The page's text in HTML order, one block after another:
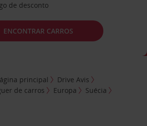
de desconto
ENCONTRAR CARROS
principal
Drive Avis
de carros
Europa
Suécia